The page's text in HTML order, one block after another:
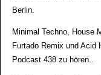
Berlin.
Minimal Techno, House
Furtado Remix und Acid
Podcast 438 zu hören..